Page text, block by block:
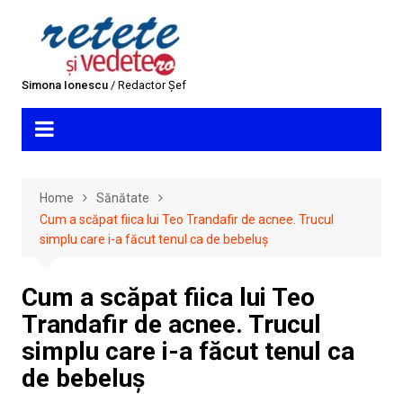
Simona Ionescu/ Redactor Șef
Home
Sănătate
Cum a scăpat fiica lui Teo Trandafir de acnee. Trucul
simplu care i-a făcut tenul ca de bebeluș
Cum a scăpat fiica lui Teo
Trandafir de acnee. Trucul
simplu care i-a făcut tenul ca
de bebeluș